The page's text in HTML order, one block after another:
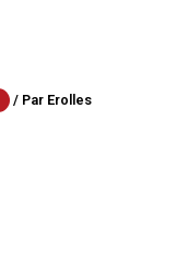
/ Par Erolles